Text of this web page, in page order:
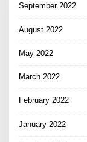
September 2022
August 2022
May 2022
March 2022
February 2022
January 2022